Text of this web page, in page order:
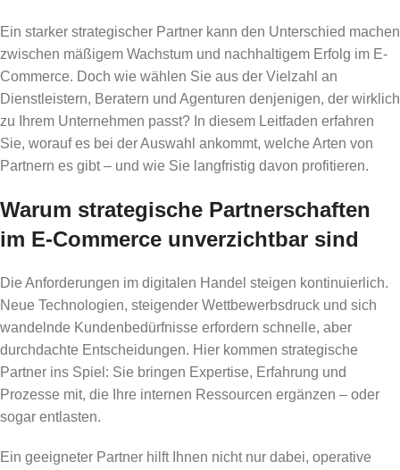
Ein starker strategischer Partner kann den Unterschied machen
zwischen mäßigem Wachstum und nachhaltigem Erfolg im E-
Commerce. Doch wie wählen Sie aus der Vielzahl an
Dienstleistern, Beratern und Agenturen denjenigen, der wirklich
zu Ihrem Unternehmen passt? In diesem Leitfaden erfahren
Sie, worauf es bei der Auswahl ankommt, welche Arten von
Partnern es gibt – und wie Sie langfristig davon profitieren.
Warum strategische Partnerschaften
im E-Commerce unverzichtbar sind
Die Anforderungen im digitalen Handel steigen kontinuierlich.
Neue Technologien, steigender Wettbewerbsdruck und sich
wandelnde Kundenbedürfnisse erfordern schnelle, aber
durchdachte Entscheidungen. Hier kommen strategische
Partner ins Spiel: Sie bringen Expertise, Erfahrung und
Prozesse mit, die Ihre internen Ressourcen ergänzen – oder
sogar entlasten.
Ein geeigneter Partner hilft Ihnen nicht nur dabei, operative